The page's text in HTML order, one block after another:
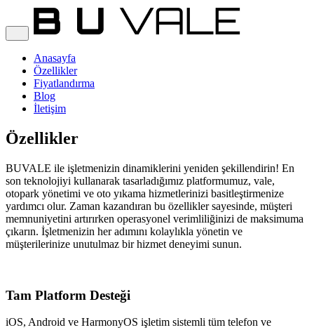
Anasayfa
Özellikler
Fiyatlandırma
Blog
İletişim
Özellikler
BUVALE ile işletmenizin dinamiklerini yeniden şekillendirin! En
son teknolojiyi kullanarak tasarladığımız platformumuz, vale,
otopark yönetimi ve oto yıkama hizmetlerinizi basitleştirmenize
yardımcı olur. Zaman kazandıran bu özellikler sayesinde, müşteri
memnuniyetini artırırken operasyonel verimliliğinizi de maksimuma
çıkarın. İşletmenizin her adımını kolaylıkla yönetin ve
müşterilerinize unutulmaz bir hizmet deneyimi sunun.
Tam Platform Desteği
iOS, Android ve HarmonyOS işletim sistemli tüm telefon ve